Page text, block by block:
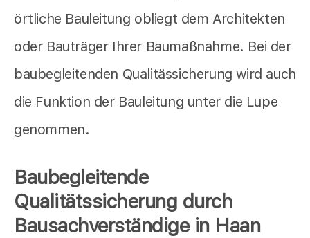
örtliche Bauleitung obliegt dem Architekten
oder Bauträger Ihrer Baumaßnahme. Bei der
baubegleitenden Qualitässicherung wird auch
die Funktion der Bauleitung unter die Lupe
genommen.
Baubegleitende
Qualitätssicherung durch
Bausachverständige in Haan